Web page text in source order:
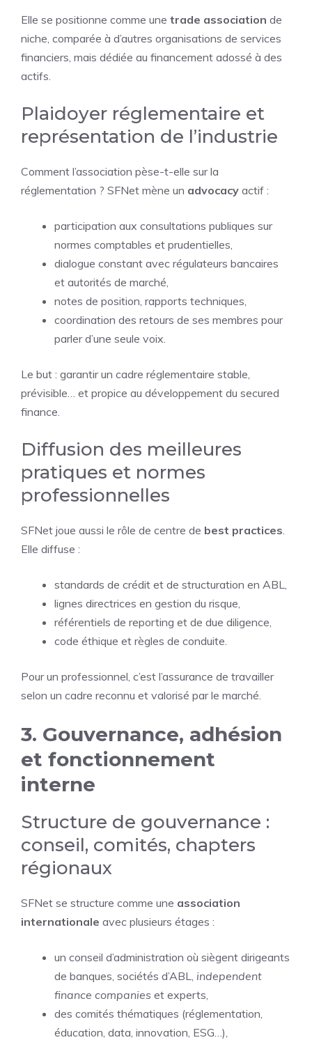
Elle se positionne comme une trade association de
niche, comparée à d’autres organisations de services
financiers, mais dédiée au financement adossé à des
actifs.
Plaidoyer réglementaire et
représentation de l’industrie
Comment l’association pèse-t-elle sur la
réglementation ? SFNet mène un advocacy actif :
participation aux consultations publiques sur
normes comptables et prudentielles,
dialogue constant avec régulateurs bancaires
et autorités de marché,
notes de position, rapports techniques,
coordination des retours de ses membres pour
parler d’une seule voix.
Le but : garantir un cadre réglementaire stable,
prévisible… et propice au développement du secured
finance.
Diffusion des meilleures
pratiques et normes
professionnelles
SFNet joue aussi le rôle de centre de best practices.
Elle diffuse :
standards de crédit et de structuration en ABL,
lignes directrices en gestion du risque,
référentiels de reporting et de due diligence,
code éthique et règles de conduite.
Pour un professionnel, c’est l’assurance de travailler
selon un cadre reconnu et valorisé par le marché.
3. Gouvernance, adhésion
et fonctionnement
interne
Structure de gouvernance :
conseil, comités, chapters
régionaux
SFNet se structure comme une association
internationale avec plusieurs étages :
un conseil d’administration où siègent dirigeants
de banques, sociétés d’ABL, independent
finance companies et experts,
des comités thématiques (réglementation,
éducation, data, innovation, ESG…),